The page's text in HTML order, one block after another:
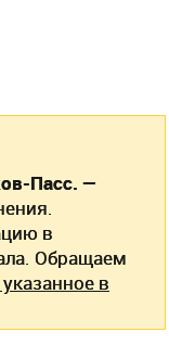
Пасс. —
в
Обращаем
в